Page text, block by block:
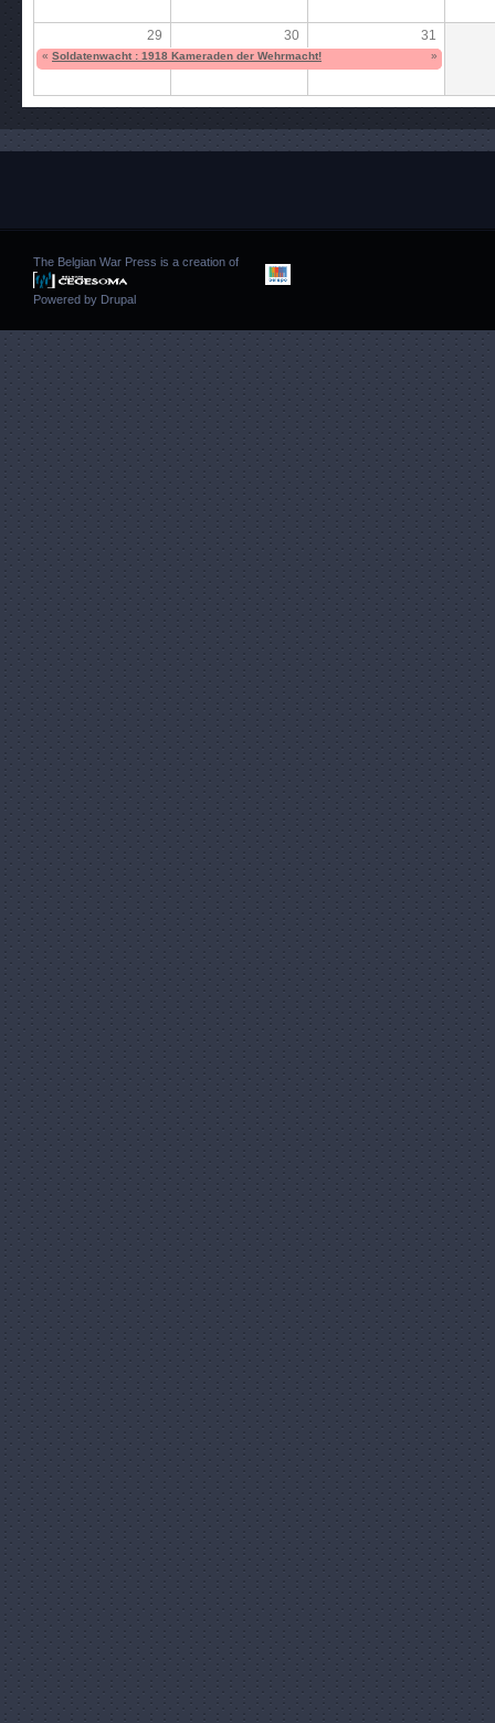
29 30 31
« Soldatenwacht : 1918 Kameraden der Wehrmacht! »
The Belgian War Press is a creation of
Powered by Drupal